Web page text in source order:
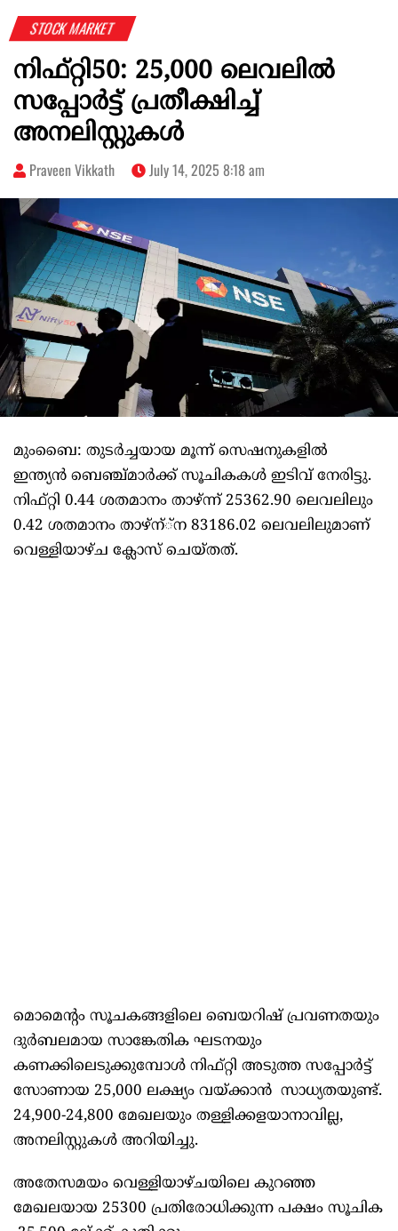
STOCK MARKET
നിഫ്റ്റി50: 25,000 ലെവലില്‍
സപ്പോര്‍ട്ട് പ്രതീക്ഷിച്ച്
അനലിസ്റ്റുകള്‍
Praveen Vikkath July 14, 2025 8:18 am
മുംബൈ: തുടര്‍ച്ചയായ മൂന്ന് സെഷനുകളില്‍
ഇന്ത്യന്‍ ബെഞ്ച്മാര്‍ക്ക് സൂചികകള്‍ ഇടിവ് നേരിട്ടു.
നിഫ്റ്റി 0.44 ശതമാനം താഴ്ന്ന് 25362.90 ലെവലിലും
0.42 ശതമാനം താഴ്‌ന്്‌ന 83186.02 ലെവലിലുമാണ്
വെള്ളിയാഴ്ച ക്ലോസ് ചെയ്തത്.
മൊമെന്റം സൂചകങ്ങളിലെ ബെയറിഷ് പ്രവണതയും
ദുര്‍ബലമായ സാങ്കേതിക ഘടനയും
കണക്കിലെടുക്കുമ്പോള്‍ നിഫ്റ്റി അടുത്ത സപ്പോര്‍ട്ട്
സോണായ 25,000 ലക്ഷ്യം വയ്ക്കാന്‍ സാധ്യതയുണ്ട്.
24,900-24,800 മേഖലയും തള്ളിക്കളയാനാവില്ല,
അനലിസ്റ്റുകള്‍ അറിയിച്ചു.
അതേസമയം വെള്ളിയാഴ്ചയിലെ കുറഞ്ഞ
മേഖലയായ 25300 പ്രതിരോധിക്കുന്ന പക്ഷം സൂചിക